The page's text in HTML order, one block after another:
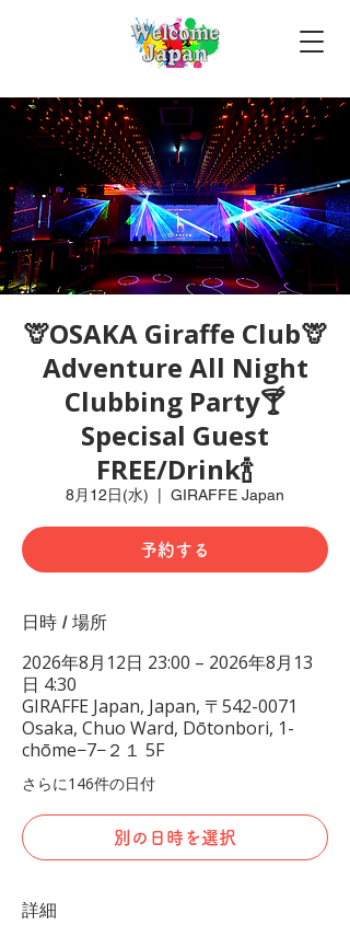
🦒OSAKA Giraffe Club🦒
Adventure All Night
Clubbing Party🍸
Specisal Guest
FREE/Drink🍾
8月12日(水) GIRAFFE Japan
予約する
日時 / 場所
2026年8月12日 23:00 – 2026年8月13
日 4:30
GIRAFFE Japan, Japan, 〒542-0071
Osaka, Chuo Ward, Dōtonbori, 1-
chōme−7−２１ 5F
さらに146件の日付
別の日時を選択
詳細